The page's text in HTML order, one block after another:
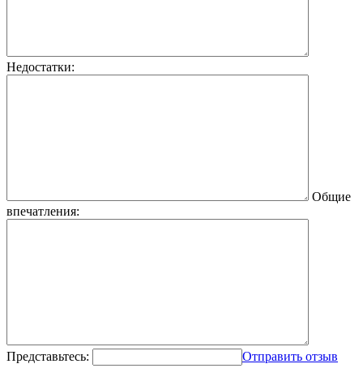
Недостатки:
Общие
впечатления:
Представьтесь: Отправить отзыв